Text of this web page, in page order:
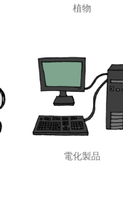
植物
電化製品